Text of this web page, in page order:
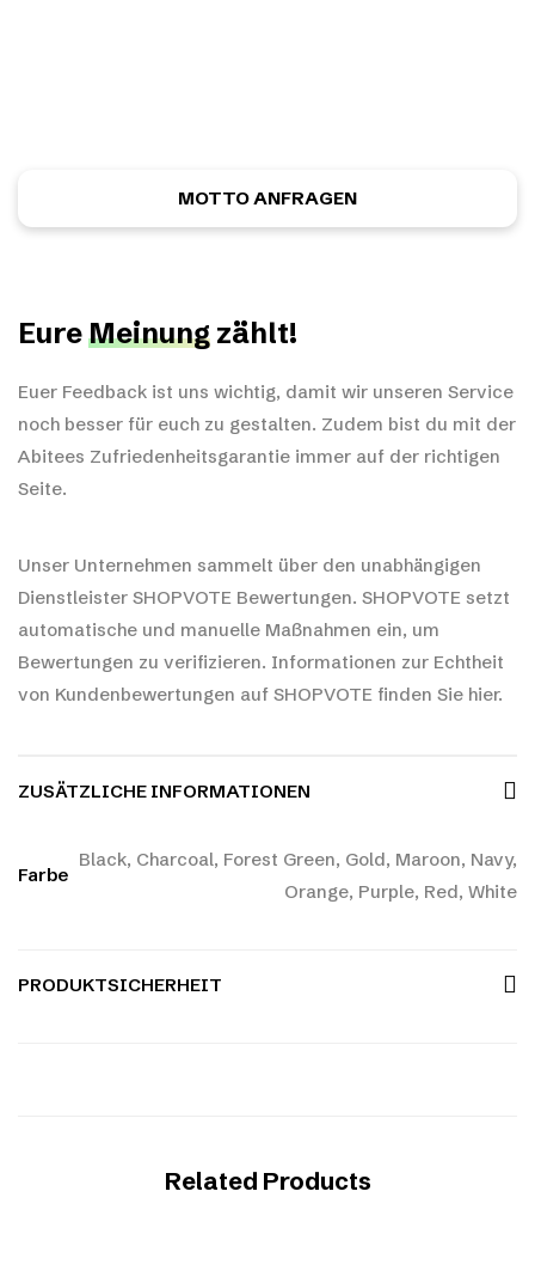
MOTTO ANFRAGEN
EureMeinung zählt!
Euer Feedback ist uns wichtig, damit wir unseren Service
noch besser für euch zu gestalten. Zudem bist du mit der
Abitees Zufriedenheitsgarantie immer auf der richtigen
Seite.
Unser Unternehmen sammelt über den unabhängigen
Dienstleister SHOPVOTE Bewertungen. SHOPVOTE setzt
automatische und manuelle Maßnahmen ein, um
Bewertungen zu verifizieren. Informationen zur Echtheit
von Kundenbewertungen auf SHOPVOTE finden Sie hier.
ZUSÄTZLICHE INFORMATIONEN
Farbe
Black, Charcoal, Forest Green, Gold, Maroon, Navy,
Orange, Purple, Red, White
PRODUKTSICHERHEIT
Related Products